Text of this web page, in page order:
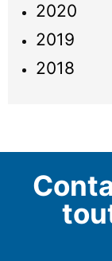
2020
2019
2018